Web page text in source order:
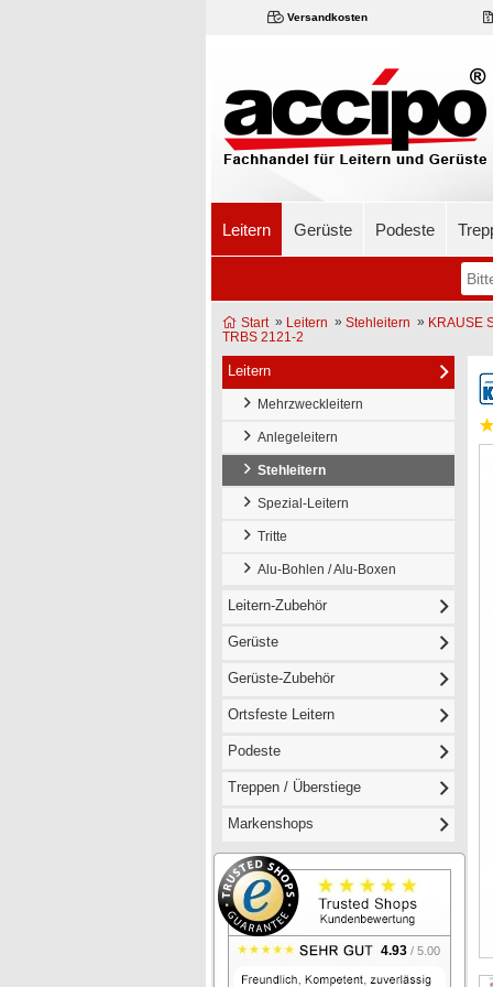
Versandkosten
Leitern Gerüste Podeste
Start» Leitern » Stehleitern » KRAUSE
TRBS 2121-2
Leitern
Mehrzweckleitern
Anlegeleitern
Stehleitern
Spezial-Leitern
Tritte
Alu-Bohlen / Alu-Boxen
Leitern-Zubehör
Gerüste
Gerüste-Zubehör
Ortsfeste Leitern
Podeste
Treppen / Überstiege
Markenshops
4.93 / 5.00